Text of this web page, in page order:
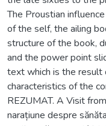
The Proustian
of the self, the ailing
structure of the book,
and the power point
text which is the result
characteristics of the
REZUMAT. A Visit
narațiune despre